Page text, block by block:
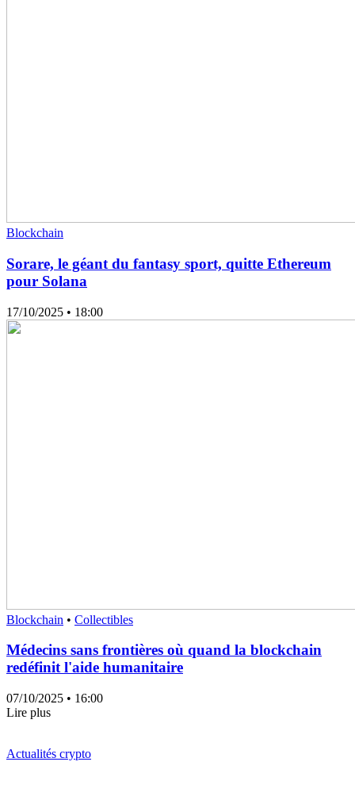
Blockchain
Sorare, le géant du fantasy sport, quitte Ethereum
pour Solana
17/10/2025 • 18:00
Blockchain • Collectibles
Médecins sans frontières où quand la blockchain
redéfinit l'aide humanitaire
07/10/2025 • 16:00
Lire plus
Actualités crypto